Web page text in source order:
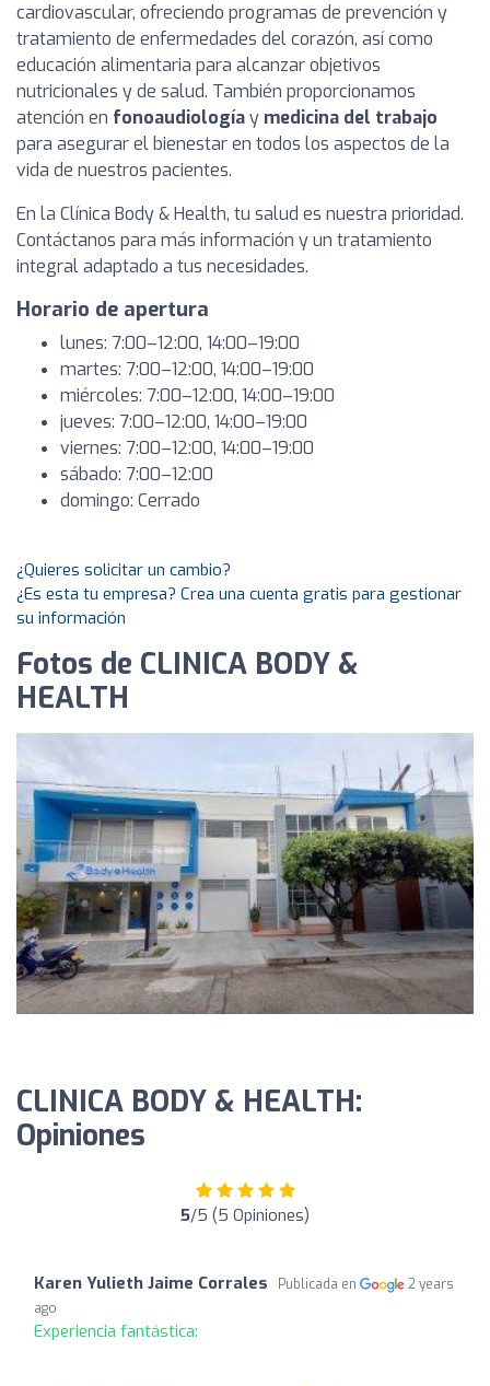
cardiovascular, ofreciendo programas de prevención y
tratamiento de enfermedades del corazón, así como
educación alimentaria para alcanzar objetivos
nutricionales y de salud. También proporcionamos
atención en fonoaudiologíay medicina del trabajo
para asegurar el bienestar en todos los aspectos de la
vida de nuestros pacientes.
En la Clínica Body & Health, tu salud es nuestra prioridad.
Contáctanos para más información y un tratamiento
integral adaptado a tus necesidades.
Horario de apertura
lunes: 7:00–12:00, 14:00–19:00
martes: 7:00–12:00, 14:00–19:00
miércoles: 7:00–12:00, 14:00–19:00
jueves: 7:00–12:00, 14:00–19:00
viernes: 7:00–12:00, 14:00–19:00
sábado: 7:00–12:00
domingo: Cerrado
¿Quieres solicitar un cambio?
¿Es esta tu empresa? Crea una cuenta gratis para gestionar
su información
Fotos de CLINICA BODY &
HEALTH
CLINICA BODY & HEALTH:
Opiniones
5/5 (5 Opiniones)
Karen Yulieth Jaime Corrales Publicada en
2 years
ago
Experiencia fantástica: